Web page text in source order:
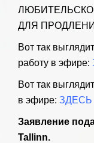
ДЛЯ
Вот так
работу в эфире:
Вот так
в эфире: ЗДЕСЬ
Заявление
Tallinn.